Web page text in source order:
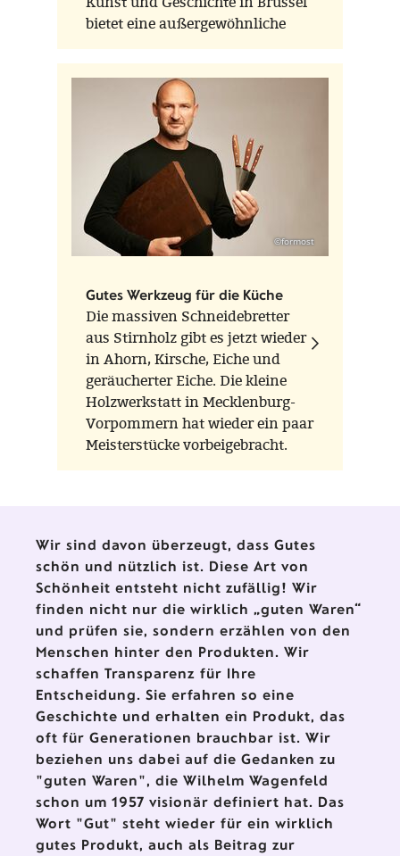
bietet eine außergewöhnliche
Gelegenheit, einen Künstler zu
entdecken, der Schönheit als
unabdingbare Voraussetzung für
individuelle und
gesellschaftliche Veränderungen
verstand
©formost
Gutes Werkzeug für die Küche
Die massiven Schneidebretter
aus Stirnholz gibt es jetzt wieder
in Ahorn, Kirsche, Eiche und
geräucherter Eiche. Die kleine
Holzwerkstatt in Mecklenburg-
Vorpommern hat wieder ein paar
Meisterstücke vorbeigebracht.
Wir sind davon überzeugt, dass Gutes
schön und nützlich ist. Diese Art von
Schönheit entsteht nicht zufällig! Wir
finden nicht nur die wirklich „guten Waren“
und prüfen sie, sondern erzählen von den
Menschen hinter den Produkten. Wir
schaffen Transparenz für Ihre
Entscheidung. Sie erfahren so eine
Geschichte und erhalten ein Produkt, das
oft für Generationen brauchbar ist. Wir
beziehen uns dabei auf die Gedanken zu
"guten Waren", die Wilhelm Wagenfeld
schon um 1957 visionär definiert hat. Das
Wort "Gut" steht wieder für ein wirklich
gutes Produkt, auch als Beitrag zur